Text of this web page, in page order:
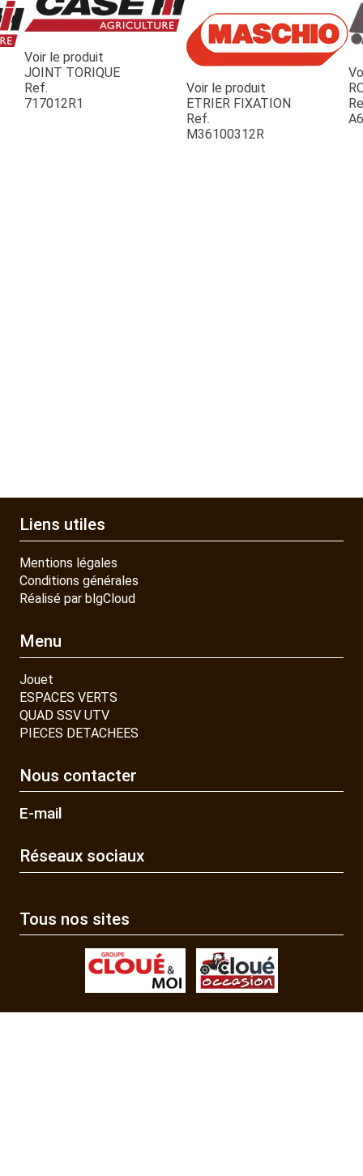
JOUET
ESPACES VERTS
Voir le produit
JOINT TORIQUE
Ref.
717012R1
Voir le produit
ETRIER FIXATION
Ref.
M36100312R
Liens utiles
Mentions légales
Conditions générales
Réalisé par blgCloud
Menu
Jouet
ESPACES VERTS
QUAD SSV UTV
PIECES DETACHEES
Nous contacter
E-mail
Réseaux sociaux
Tous nos sites